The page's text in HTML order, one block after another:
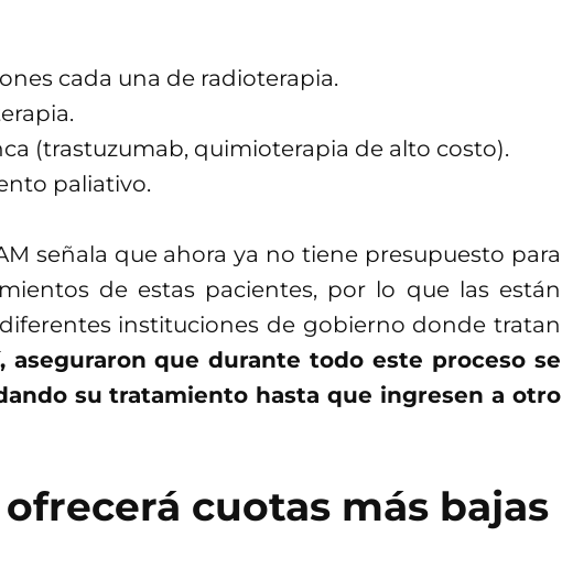
cada una de radioterapia.
(trastuzumab, quimioterapia de alto costo).
paliativo.
señala que ahora ya no tiene presupuesto para
de estas pacientes, por lo que las están
instituciones de gobierno donde tratan
aseguraron que durante todo este proceso se
su tratamiento hasta que ingresen a otro
ofrecerá cuotas más bajas